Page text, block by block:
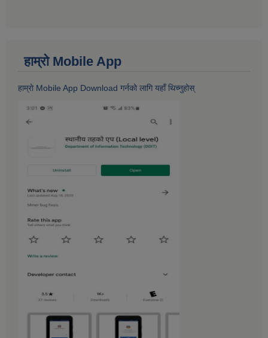
हाम्राे Mobile App
हाम्राे Mobile App Download गर्नकाे लागि यहाँ थिच्नुहोस्‌